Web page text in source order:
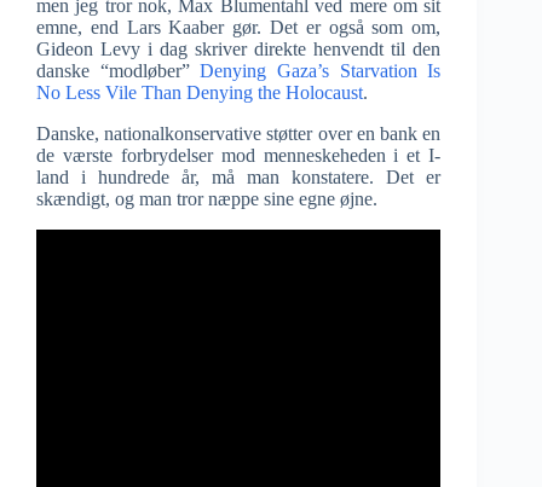
men jeg tror nok, Max Blumentahl ved mere om sit
emne, end Lars Kaaber gør. Det er også som om,
Gideon Levy i dag skriver direkte henvendt til den
danske “modløber”Denying Gaza’s Starvation Is
No Less Vile Than Denying the Holocaust.
Danske, nationalkonservative støtter over en bank en
de værste forbrydelser mod menneskeheden i et I-
land i hundrede år, må man konstatere. Det er
skændigt, og man tror næppe sine egne øjne.